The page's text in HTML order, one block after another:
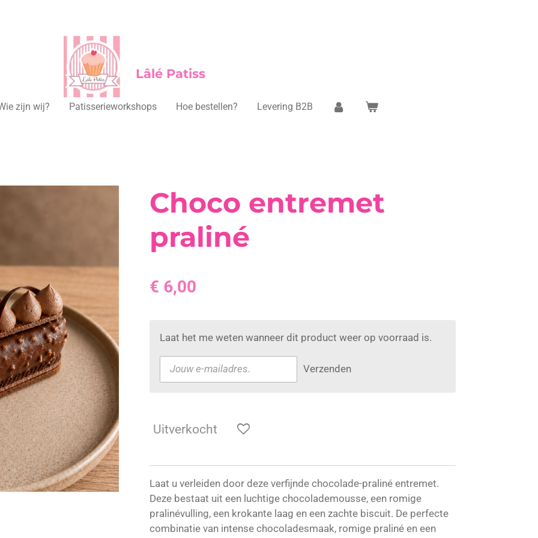
Lâlé Patiss
zijn wij? Patisserieworkshops Hoe bestellen? Levering B2B
Choco entremet
praliné
€ 6,00
Laat het me weten wanneer dit product weer op voorraad is.
Verzenden
Uitverkocht
Laat u verleiden door deze verfijnde chocolade-praliné entremet.
Deze bestaat uit een luchtige chocolademousse, een romige
pralinévulling, een krokante laag en een zachte biscuit. De perfecte
combinatie van intense chocoladesmaak, romige praliné en een